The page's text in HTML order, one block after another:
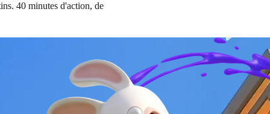
40 minutes d'action, de